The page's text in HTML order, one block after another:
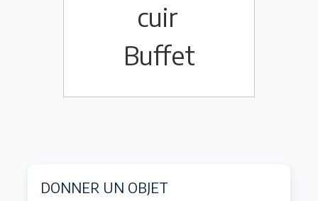
cuir
Buffet
DONNER UN OBJET